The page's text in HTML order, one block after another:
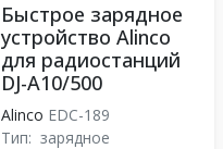
Быстрое зарядное
устройство Alinco
для радиостанций
DJ-A10/500
Alinco EDC-189
Тип: зарядное